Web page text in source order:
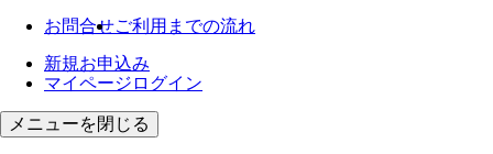
お問合せご利用までの流れ
新規お申込み
マイページログイン
メニューを閉じる